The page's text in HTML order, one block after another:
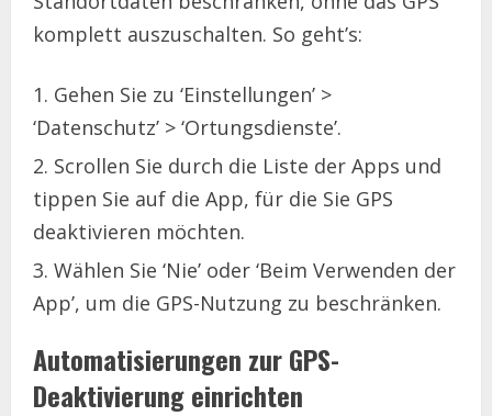
komplett auszuschalten. So geht’s:
Gehen Sie zu ‘Einstellungen’ >
‘Datenschutz’ > ‘Ortungsdienste’.
Scrollen Sie durch die Liste der Apps und
tippen Sie auf die App, für die Sie GPS
deaktivieren möchten.
Wählen Sie ‘Nie’ oder ‘Beim Verwenden der
App’, um die GPS-Nutzung zu beschränken.
Automatisierungen zur GPS-
Deaktivierung einrichten